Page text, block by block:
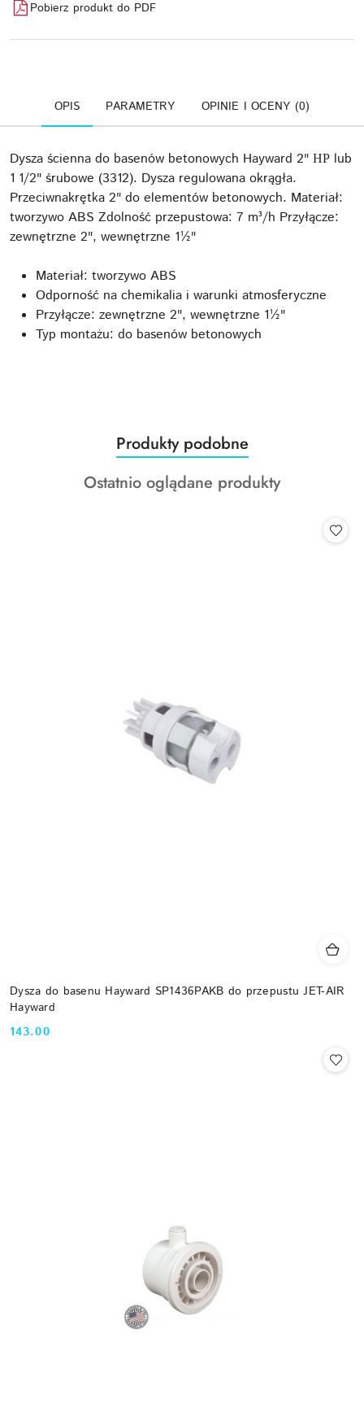
Pobierz produkt do PDF
OPIS PARAMETRY OPINIE I OCENY (0)
Dysza ścienna do basenów betonowych Hayward 2" НР lub
1 1/2" śrubowe (3312). Dysza regulowana okrągła.
Przeciwnakrętka 2" do elementów betonowych. Materiał:
tworzywo ABS Zdolność przepustowa: 7 m³/h Przyłącze:
zewnętrzne 2", wewnętrzne 1½"
Materiał: tworzywo ABS
Odporność na chemikalia i warunki atmosferyczne
Przyłącze: zewnętrzne 2", wewnętrzne 1½"
Typ montażu: do basenów betonowych
Pomiń karuzelę produktów
Produkty
o
statusie:
Produkty podobne
Produkty
Ostatnio oglądane produkty
Dysza do basenu Hayward SP1436PAKB do przepustu JET-AIR
Hayward
Cena:
143.00